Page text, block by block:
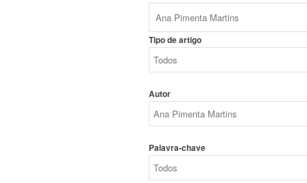
Tipo de artigo
Autor
Palavra-chave